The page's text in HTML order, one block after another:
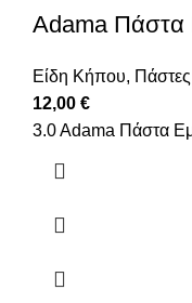
Adama Πάστα
Είδη Κήπου, Πάστες
12,00 €
3.0 Adama Πάστα